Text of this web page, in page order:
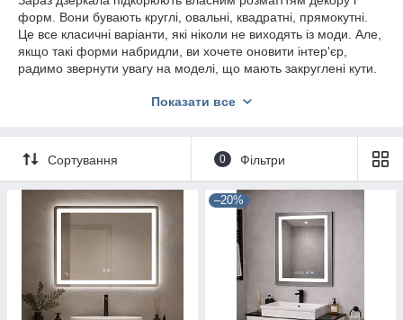
форм. Вони бувають круглі, овальні, квадратні, прямокутні.
Це все класичні варіанти, які ніколи не виходять із моди. Але,
якщо такі форми набридли, ви хочете оновити інтер'єр,
радимо звернути увагу на моделі, що мають закруглені кути.
закруглюються ще у процесі обробки полотен. У результаті
оригінальне доповнення, що змінює їхнє сприйняття.
Наш інтернет-магазин пропонує величезний вибір дзеркал. У
нас ви зможете замовити
дзеркало із закругленими
кутами, а також вироби різних форм, розмірів.
Показати все
Сортування 0 Фільтри
–20%